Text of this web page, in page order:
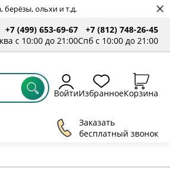
ольхи и т.д.
+7 (499) 653-69-67
с 10:00 до 21:00
+7 (812) 748-26-45
Спб с 10:00 до 21:00
ВойтиИзбранноеКорзина
Заказать
бесплатный звонок